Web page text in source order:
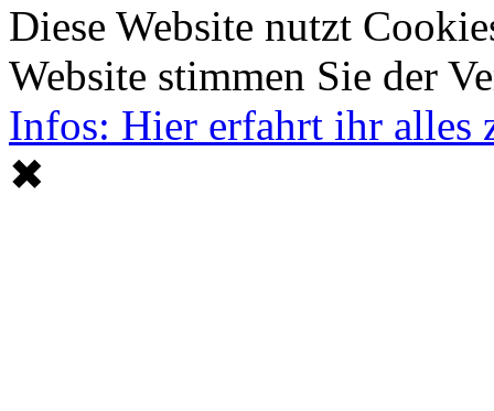
Diese Website nutzt
Website stimmen Sie der
Infos: Hier erfahrt ihr alles
✖